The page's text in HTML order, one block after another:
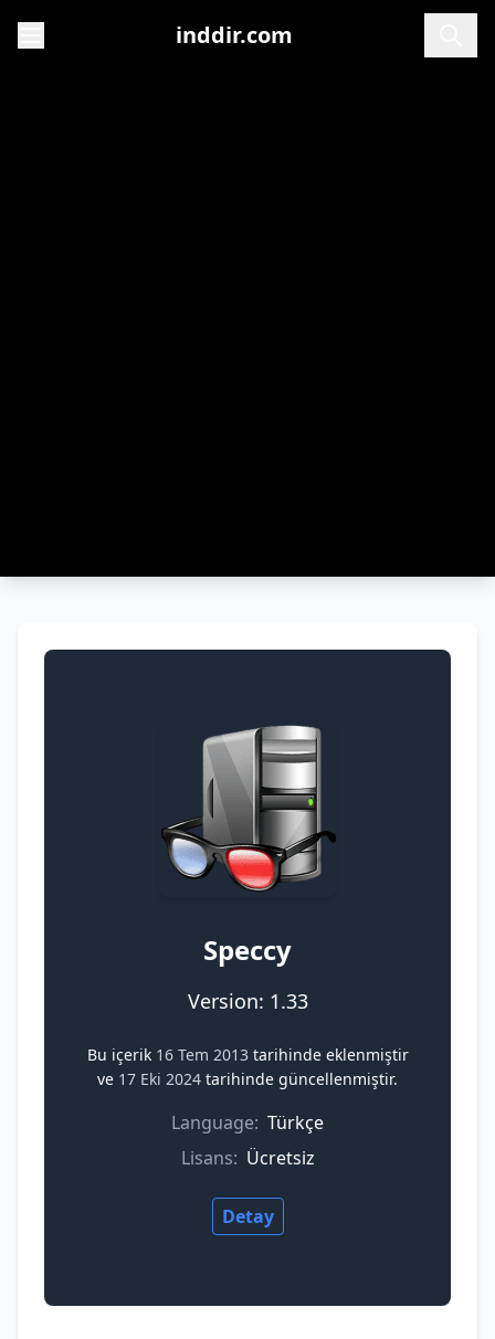
inddir.com
Speccy
Version: 1.33
Bu içerik 16 Tem 2013 tarihinde eklenmiştir
ve 17 Eki 2024 tarihinde güncellenmiştir.
Language: Türkçe
Lisans: Ücretsiz
Detay